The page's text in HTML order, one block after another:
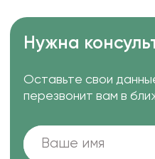
Нужна
Оставьте свои
перезвонит вам в